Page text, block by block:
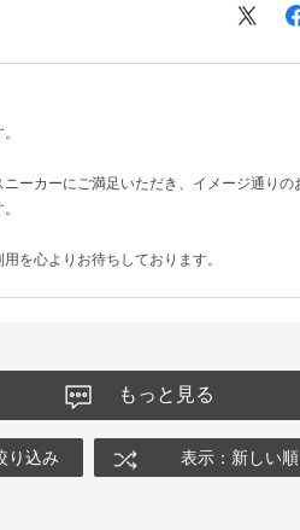
ーカーにご満足いただき、イメージ通り
を心よりお待ちしております。
もっと見る
り込み 表示：新しい順